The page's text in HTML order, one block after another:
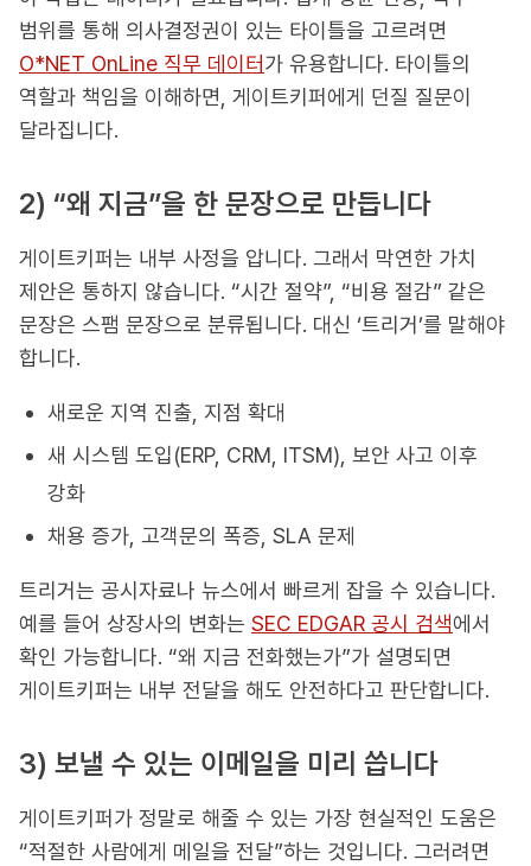
범위를 통해 의사결정권이 있는 타이틀을 고르려면
O*NET OnLine 직무 데이터가 유용합니다. 타이틀의
역할과 책임을 이해하면, 게이트키퍼에게 던질 질문이
달라집니다.
2) “왜 지금”을 한 문장으로 만듭니다
게이트키퍼는 내부 사정을 압니다. 그래서 막연한 가치
제안은 통하지 않습니다. “시간 절약”, “비용 절감” 같은
문장은 스팸 문장으로 분류됩니다. 대신 ‘트리거’를 말해야
합니다.
새로운 지역 진출, 지점 확대
새 시스템 도입(ERP, CRM, ITSM), 보안 사고 이후
강화
채용 증가, 고객문의 폭증, SLA 문제
트리거는 공시자료나 뉴스에서 빠르게 잡을 수 있습니다.
예를 들어 상장사의 변화는 SEC EDGAR 공시 검색에서
확인 가능합니다. “왜 지금 전화했는가”가 설명되면
게이트키퍼는 내부 전달을 해도 안전하다고 판단합니다.
3) 보낼 수 있는 이메일을 미리 씁니다
게이트키퍼가 정말로 해줄 수 있는 가장 현실적인 도움은
“적절한 사람에게 메일을 전달”하는 것입니다. 그러려면